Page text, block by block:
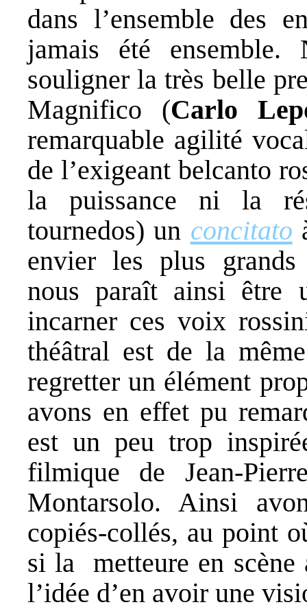
dans l’ensemble des
jamais été ensemble.
souligner la très belle
Magnifico (Carlo
remarquable agilité
de l’exigeant belcanto
la puissance ni la
tournedos) un concitato
envier les plus grands
nous paraît ainsi être
incarner ces voix
théâtral est de la
regretter un élément
avons en effet pu
est un peu trop
filmique de Jean-
Montarsolo. Ainsi
copiés-collés, au point
si la metteure en scène
l’idée d’en avoir une